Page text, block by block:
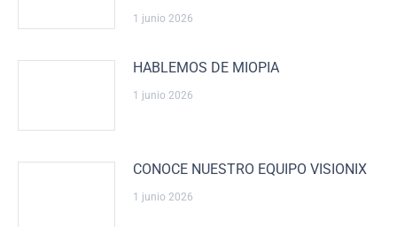
1 junio 2026
HABLEMOS DE MIOPIA
1 junio 2026
CONOCE NUESTRO EQUIPO VISIONIX
1 junio 2026